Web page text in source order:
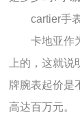
cartier手表
卡地亚作为
上的，这就
牌腕表起价是
高达百万元。